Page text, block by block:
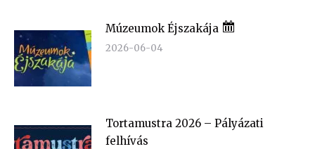
Múzeumok Éjszakája
2026-06-04
Tortamustra 2026 – Pályázati
felhívás